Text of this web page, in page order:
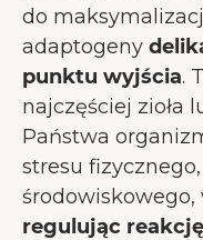
do
adaptogeny
punktu wyjścia.
najczęściej zioła
Państwa
stresu
środowiskowego,
regulując